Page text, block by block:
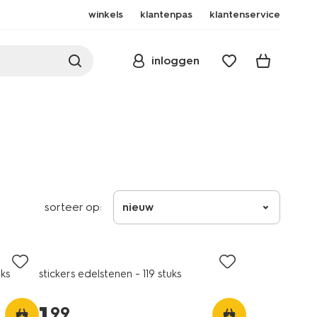
winkels klantenpas klantenservice
inloggen
sorteer op: nieuw
stickers edelstenen - 119 stuks